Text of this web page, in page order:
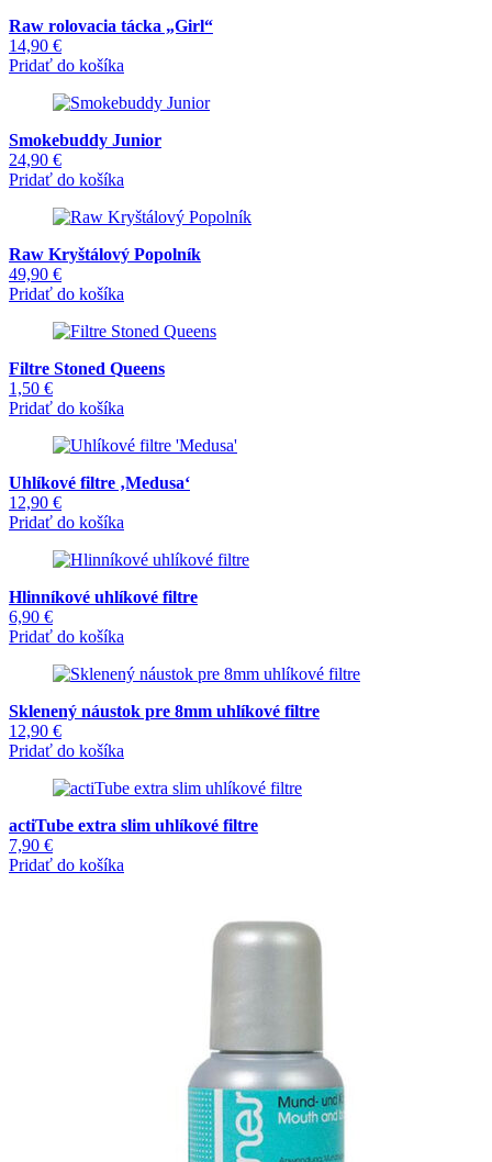
Raw rolovacia tácka „Girl“
14,90 €
Pridať do košíka
Smokebuddy Junior
24,90 €
Pridať do košíka
Raw Kryštálový Popolník
49,90 €
Pridať do košíka
Filtre Stoned Queens
1,50 €
Pridať do košíka
Uhlíkové filtre ‚Medusa‘
12,90 €
Pridať do košíka
Hlinníkové uhlíkové filtre
6,90 €
Pridať do košíka
Sklenený náustok pre 8mm uhlíkové filtre
12,90 €
Pridať do košíka
actiTube extra slim uhlíkové filtre
7,90 €
Pridať do košíka